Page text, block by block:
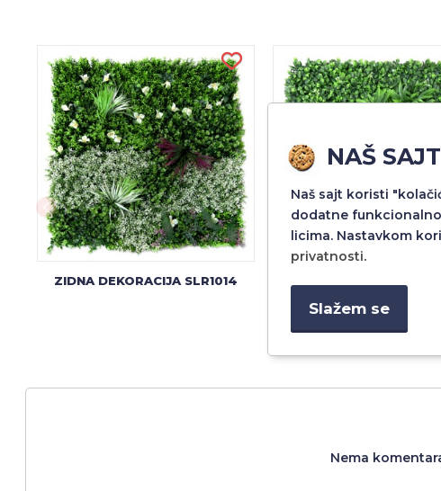
ZIDNA DEKORACIJA SLR1014
Nema
NAŠ
Naš sajt koristi
dodatne
licima. Nastavkom
privatnosti.
Slažem se